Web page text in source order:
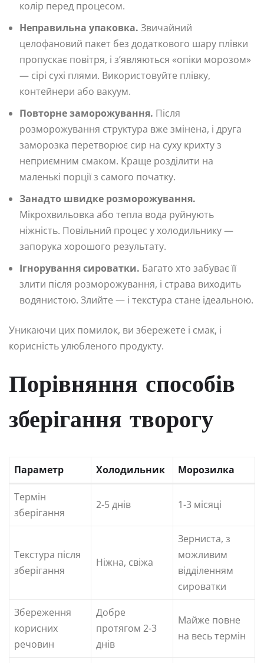
колір перед процесом.
Неправильна упаковка. Звичайний
целофановий пакет без додаткового шару плівки
пропускає повітря, і з’являються «опіки морозом»
— сірі сухі плями. Використовуйте плівку,
контейнери або вакуум.
Повторне заморожування. Після
розморожування структура вже змінена, і друга
заморозка перетворює сир на суху крихту з
неприємним смаком. Краще розділити на
маленькі порції з самого початку.
Занадто швидке розморожування.
Мікрохвильовка або тепла вода руйнують
ніжність. Повільний процес у холодильнику —
запорука хорошого результату.
Ігнорування сироватки. Багато хто забуває її
злити після розморожування, і страва виходить
водянистою. Злийте — і текстура стане ідеальною.
Уникаючи цих помилок, ви збережете і смак, і
корисність улюбленого продукту.
Порівняння способів
зберігання творогу
Параметр Холодильник Морозилка
Термін
зберігання
2-5 днів 1-3 місяці
Текстура після
зберігання
Ніжна, свіжа
Зерниста, з
можливим
відділенням
сироватки
Збереження
корисних
речовин
Добре
протягом 2-3
днів
Майже повне
на весь термін